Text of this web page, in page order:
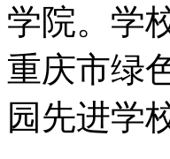
学院。学
重庆市绿
园先进学